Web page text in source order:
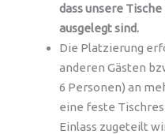
dass unsere
ausgelegt sind.
Die Platzierung
anderen Gästen
6 Personen) an
eine feste
Einlass zugeteilt